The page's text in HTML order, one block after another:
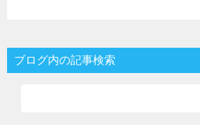
ブログ内の記事検索